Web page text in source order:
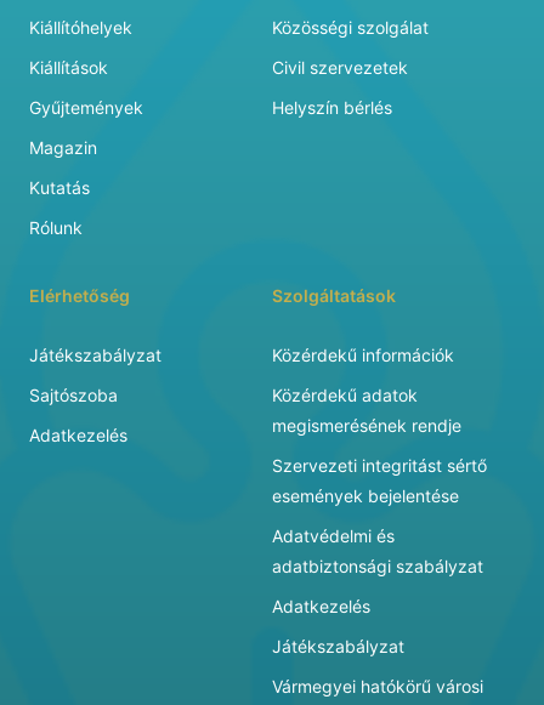
Kiállítóhelyek
Kiállítások
Gyűjtemények
Magazin
Kutatás
Rólunk
Közösségi szolgálat
Civil szervezetek
Helyszín bérlés
Elérhetőség
Játékszabályzat
Sajtószoba
Adatkezelés
Szolgáltatások
Közérdekű információk
Közérdekű adatok
megismerésének rendje
Szervezeti integritást sértő
események bejelentése
Adatvédelmi és
adatbiztonsági szabályzat
Adatkezelés
Játékszabályzat
Vármegyei hatókörű városi